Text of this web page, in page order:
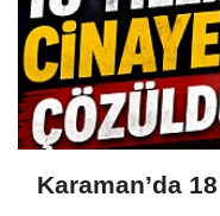
Karaman’da